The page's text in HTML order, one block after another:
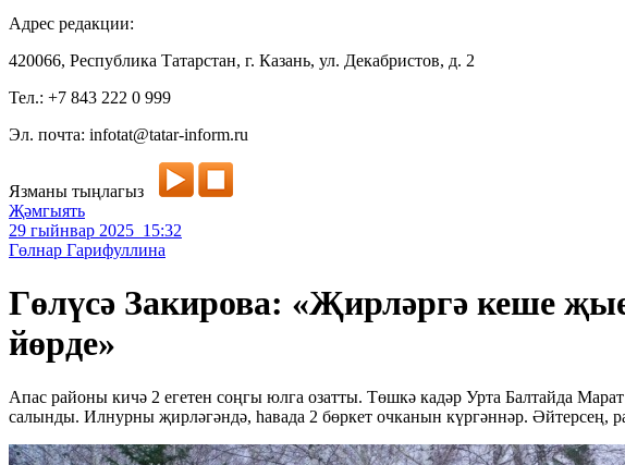
Адрес редакции:
420066, Республика Татарстан, г. Казань, ул. Декабристов, д. 2
Тел.: +7 843 222 0 999
Эл. почта: infotat@tatar-inform.ru
Язманы тыңлагыз
Җәмгыять
29 гыйнвар 2025 15:32
Гөлнар Гарифуллина
Гөлүсә Закирова: «Җирләргә кеше
йөрде»
Апас районы кичә 2 егетен соңгы юлга озатты. Төшкә кадәр Урта Балтайда
салынды. Илнурны җирләгәндә, һавада 2 бөркет очканын күргәннәр. Әйтерсең,